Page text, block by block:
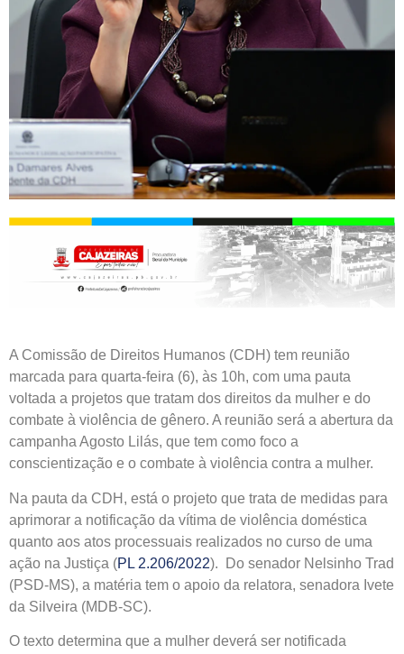
A Comissão de Direitos Humanos (CDH) tem reunião
marcada para quarta-feira (6), às 10h, com uma pauta
voltada a projetos que tratam dos direitos da mulher e do
combate à violência de gênero. A reunião será a abertura da
campanha Agosto Lilás, que tem como foco a
conscientização e o combate à violência contra a mulher.
Na pauta da CDH, está o projeto que trata de medidas para
aprimorar a notificação da vítima de violência doméstica
quanto aos atos processuais realizados no curso de uma
ação na Justiça (PL 2.206/2022). Do senador Nelsinho Trad
(PSD-MS), a matéria tem o apoio da relatora, senadora Ivete
da Silveira (MDB-SC).
O texto determina que a mulher deverá ser notificada